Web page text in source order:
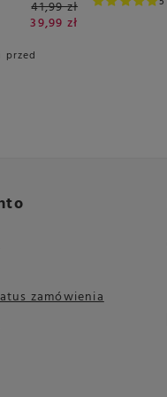
41,99 zł
39,99 zł
przed
zamówienia